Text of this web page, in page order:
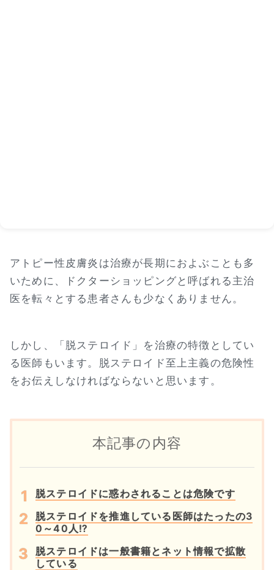
アトピー性皮膚炎は治療が長期におよぶことも多
いために、ドクターショッピングと呼ばれる主治
医を転々とする患者さんも少なくありません。
しかし、「脱ステロイド」を治療の特徴としてい
る医師もいます。脱ステロイド至上主義の危険性
をお伝えしなければならないと思います。
本記事の内容
脱ステロイドに惑わされることは危険です
脱ステロイドを推進している医師はたったの3
0～40人⁉
脱ステロイドは一般書籍とネット情報で拡散
している